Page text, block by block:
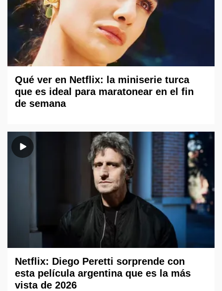
Qué ver en Netflix: la miniserie turca
que es ideal para maratonear en el fin
de semana
Netflix: Diego Peretti sorprende con
esta película argentina que es la más
vista de 2026